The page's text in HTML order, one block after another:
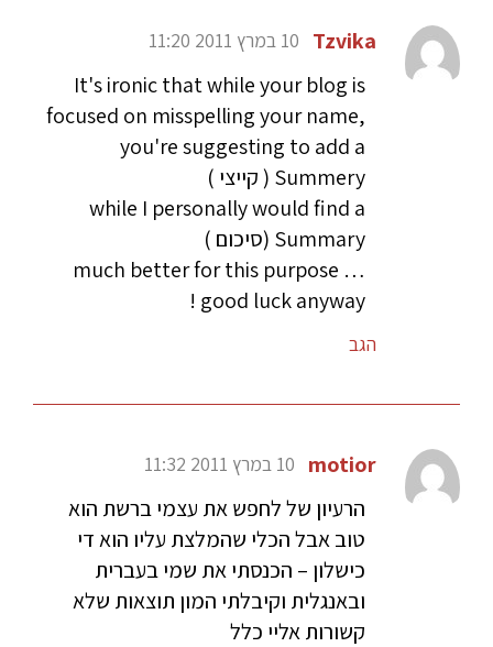
Tzvika 10 במרץ 2011 11:20
It's ironic that while your blog is
focused on misspelling your name,
you're suggesting to add a
Summery ( קייצי )
while I personally would find a
Summary (סיכום )
much better for this purpose …
good luck anyway !
הגב
motior 10 במרץ 2011 11:32
הרעיון של לחפש את עצמי ברשת הוא
טוב אבל הכלי שהמלצת עליו הוא די
כישלון – הכנסתי את שמי בעברית
ובאנגלית וקיבלתי המון תוצאות שלא
קשורות אליי כלל